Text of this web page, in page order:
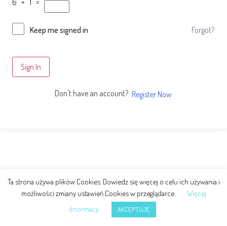
6 + 1 =
Keep me signed in Forgot?
Sign In
Don't have an account? Register Now
Ta strona używa plików Cookies. Dowiedz się więcej o celu ich używania i
możliwości zmiany ustawień Cookies w przeglądarce.
Więcej
ifnormacji
AKCEPTUJĘ